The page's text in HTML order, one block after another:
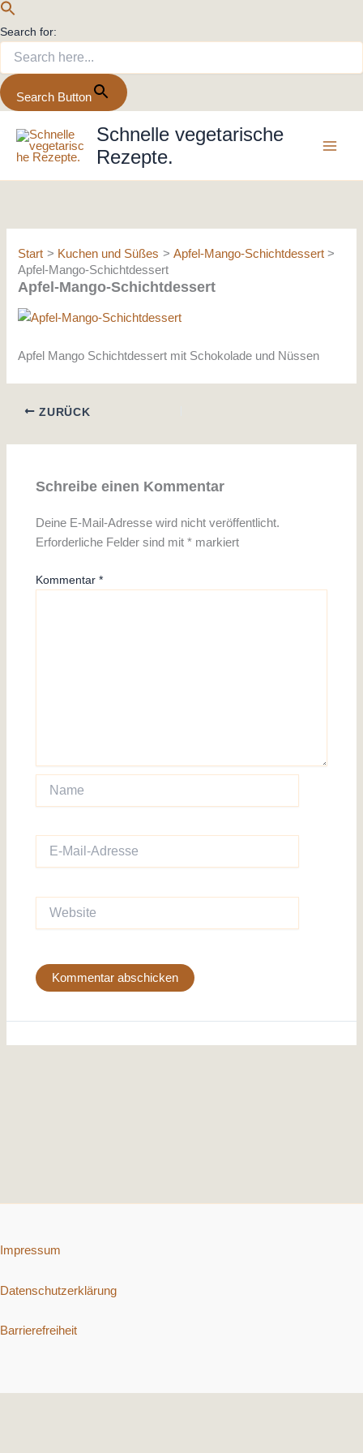
Search for:
Search Button
Inhalt
springen
Schnelle vegetarische
Rezepte.
Start Kuchen und Süßes
Apfel-Mango-Schichtdessert
Apfel-Mango-Schichtdessert
Apfel-Mango-Schichtdessert
Apfel Mango Schichtdessert mit Schokolade und Nüssen
ZURÜCK
Schreibe einen Kommentar
Deine E-Mail-Adresse wird nicht veröffentlicht.
Erforderliche Felder sind mit* markiert
Kommentar*
Mail-
Impressum
Datenschutzerklärung
Barrierefreiheit